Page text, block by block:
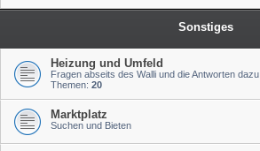
Sonstiges
Heizung und Umfeld
Fragen abseits des Walli und die Antworten dazu
Themen: 20
Marktplatz
Suchen und Bieten